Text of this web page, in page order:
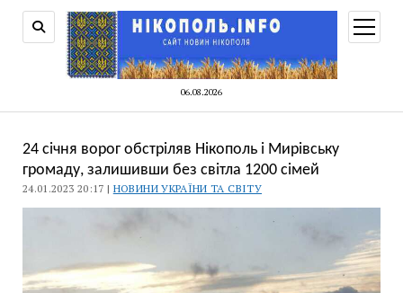
06.08.2026
меню
24 січня ворог обстріляв Нікополь і Мирівську
громаду, залишивши без світла 1200 сімей
24.01.2023 20:17 | НОВИНИ УКРАЇНИ ТА СВІТУ